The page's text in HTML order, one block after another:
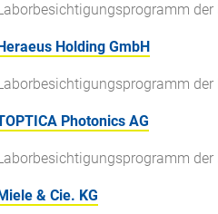
der
Holding GmbH
der
Photonics AG
der
& Cie. KG